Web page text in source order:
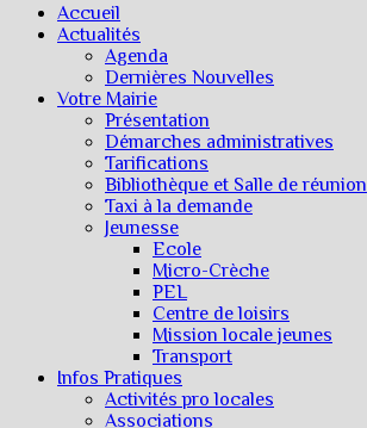
Accueil
Actualités
Agenda
Dernières Nouvelles
Votre Mairie
Présentation
Démarches administratives
Tarifications
Bibliothèque et Salle de réunion
Taxi à la demande
Jeunesse
Ecole
Micro-Crèche
PEL
Centre de loisirs
Mission locale jeunes
Transport
Infos Pratiques
Activités pro locales
Associations